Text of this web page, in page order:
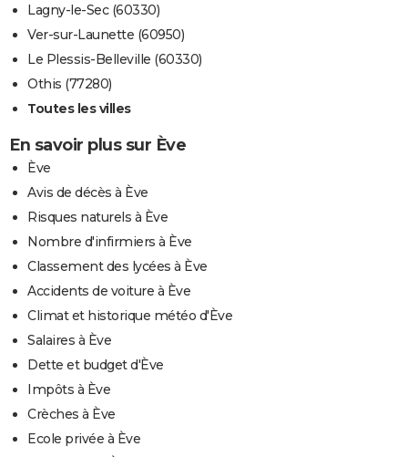
Lagny-le-Sec (60330)
Ver-sur-Launette (60950)
Le Plessis-Belleville (60330)
Othis (77280)
Toutes les villes
En savoir plus sur Ève
Ève
Avis de décès à Ève
Risques naturels à Ève
Nombre d'infirmiers à Ève
Classement des lycées à Ève
Accidents de voiture à Ève
Climat et historique météo d'Ève
Salaires à Ève
Dette et budget d'Ève
Impôts à Ève
Crèches à Ève
Ecole privée à Ève